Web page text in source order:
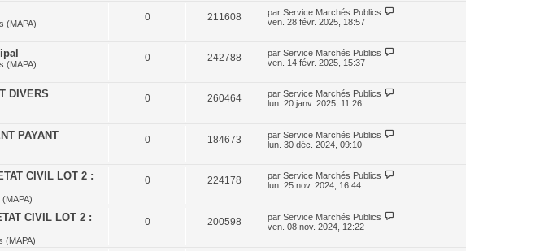
(MAPA)
0 211608 par Service Marchés Publics
ven. 28 févr. 2025, 18:57
(MAPA)
0 242788 par Service Marchés Publics
ven. 14 févr. 2025, 15:37
DIVERS
0 260464 par Service Marchés Publics
lun. 20 janv. 2025, 11:26
PAYANT 0 184673 par Service Marchés Publics
lun. 30 déc. 2024, 09:10
CIVIL LOT 2 :
0 224178 par Service Marchés Publics
lun. 25 nov. 2024, 16:44
CIVIL LOT 2 :
(MAPA)
0 200598 par Service Marchés Publics
ven. 08 nov. 2024, 12:22